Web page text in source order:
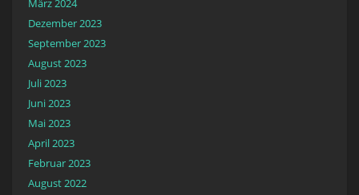
März 2024
Dezember 2023
September 2023
August 2023
Juli 2023
Juni 2023
Mai 2023
April 2023
Februar 2023
August 2022